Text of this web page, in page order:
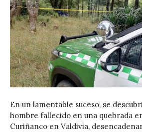
En un lamentable suceso, se
hombre fallecido en una quebrada
Curiñanco en Valdivia,